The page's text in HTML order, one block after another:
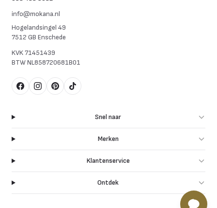
info@mokana.nl
Hogelandsingel 49
7512 GB Enschede
KVK71451439
BTWNL858720681B01
FacebookInstagram
Pinterest
TikTok
Snel naar
Merken
Klantenservice
Ontdek